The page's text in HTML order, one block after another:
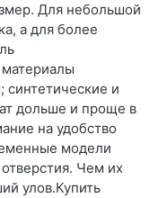
Для небольшой
а для более
и
дольше и проще в
на удобство
модели
Чем их
улов.Купить